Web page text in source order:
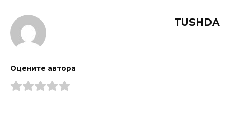
TUSHDA
Оцените автора